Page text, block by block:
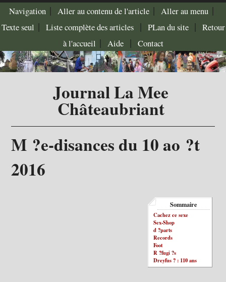
Navigation| Aller au contenu de l'article| Aller au menu|
Texte seul | Liste complète des articles| PLan du site | Retour
à l'accueil | Aide| Contact
Journal La Mee
Châteaubriant
M ?e-disances du 10 ao ?t
2016
Sommaire
Cachez ce sexe
Sex-Shop
d ?parts
Records
Foot
R ?fugi ?s
Dreyfus ? : 110 ans